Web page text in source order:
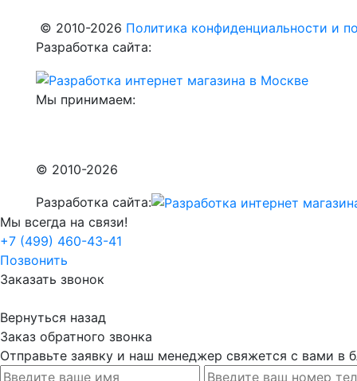
© 2010-2026 Политика конфиденциальности и
Разработка сайта:
Мы принимаем:
© 2010-2026
Разработка сайта:
Мы всегда на связи!
+7 (499) 460-43-41
Позвонить
Заказать звонок
Вернуться назад
Заказ обратного звонка
Отправьте заявку и наш менеджер свяжется с вами в